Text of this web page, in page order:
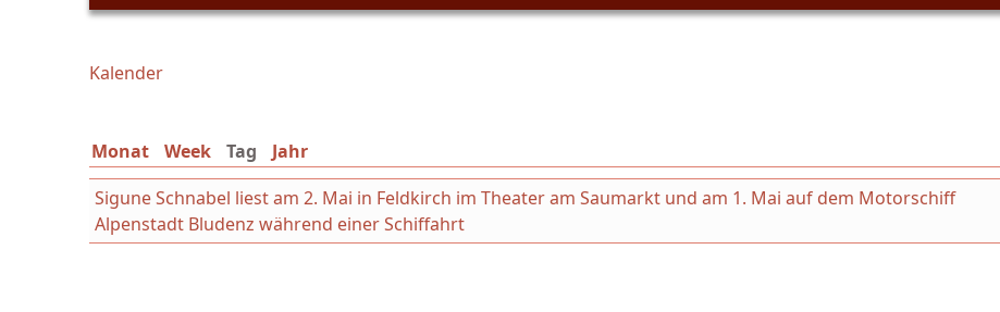
Sie sind hier
Kalender
Monat Week Tag (aktiver Reiter)
Jahr
Sigune Schnabel liest am 2. Mai in Feldkirch im Theater am Saumarkt und am 1. Mai auf dem Motorschiff
Alpenstadt Bludenz während einer Schiffahrt